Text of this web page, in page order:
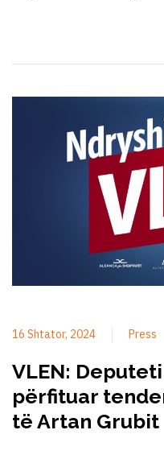
16 Shtator, 2024 Press
VLEN:
përfituar
të Artan Grubit